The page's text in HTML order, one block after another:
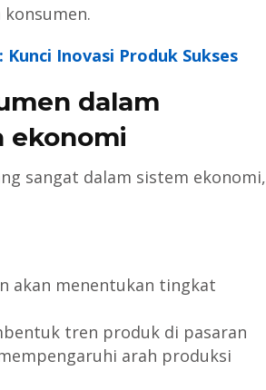
Inovasi Produk Sukses
dalam
ekonomi
sangat dalam sistem ekonomi,
akan menentukan tingkat
tren produk di pasaran
arah produksi